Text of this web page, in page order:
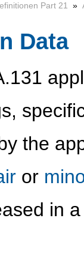
Part 21 »
Data
the
or
in